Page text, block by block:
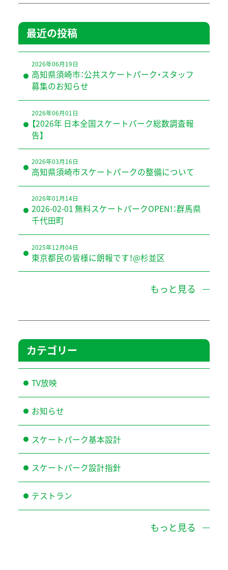
最近の投稿
2026年06月19日
高知県須崎市：公共スケートパーク・スタッフ
募集のお知らせ
2026年06月01日
【2026年 日本全国スケートパーク総数調査報
告】
2026年03月16日
高知県須崎市スケートパークの整備について
2026年01月14日
2026-02-01 無料スケートパークOPEN！：群馬県
千代田町
2025年12月04日
東京都民の皆様に朗報です！@杉並区
もっと見る
カテゴリー
TV放映
お知らせ
スケートパーク基本設計
スケートパーク設計指針
テストラン
もっと見る